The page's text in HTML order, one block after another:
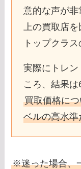
意的な声が
上の買取店
トップクラ
実際にトレン
ころ、結果は
買取価格に
ベルの高水
※迷った場合、